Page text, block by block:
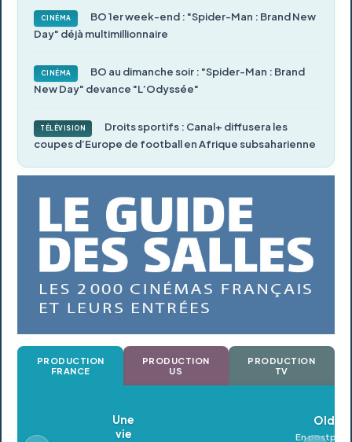
CINÉMA
BO 1er week-end : "Spider-Man : Brand New
Day" déjà multimillionnaire
CINÉMA
BO au dimanche soir : "Spider-Man : Brand
New Day" devance "L’Odyssée"
TÉLÉVISION
Droits sportifs : Canal+ diffusera les
coupes d’Europe de football en Afrique subsaharienne
PRODUCTION
FRANCE
PRODUCTION
US
PRODUCTION
TV
Oldeupe
En postproduction